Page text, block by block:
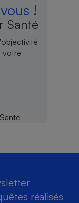
!
Santé
votre
réalisés